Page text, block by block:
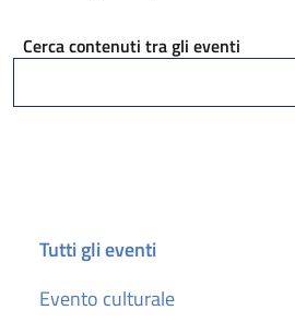
Cerca contenuti tra gli eventi
Tutti gli eventi
Evento culturale